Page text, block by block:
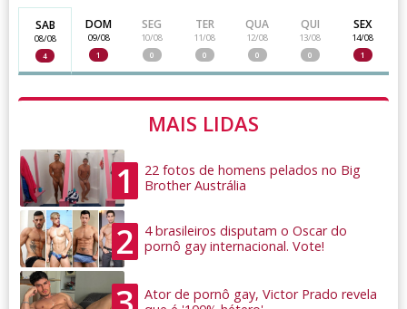
SAB
08/08
4
DOM
09/08
1
SEG
10/08
0
TER
11/08
0
QUA
12/08
0
QUI
13/08
0
SEX
14/08
1
MAIS LIDAS
1
22 fotos de homens pelados no Big
Brother Austrália
2
4 brasileiros disputam o Oscar do
pornô gay internacional. Vote!
Ator de pornô gay, Victor Prado revela